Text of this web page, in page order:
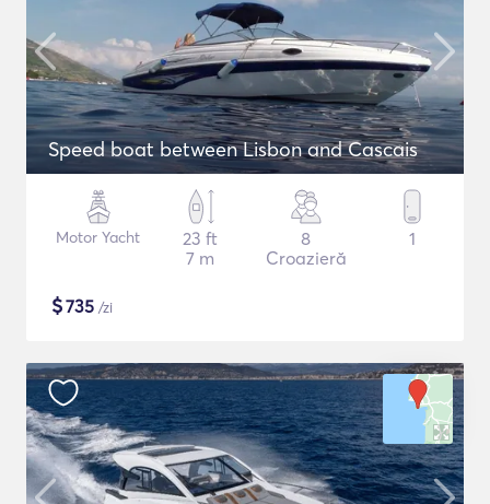
Speed boat between Lisbon and Cascais
Motor Yacht
23 ft
7 m
8
Croazieră
1
$735 /zi